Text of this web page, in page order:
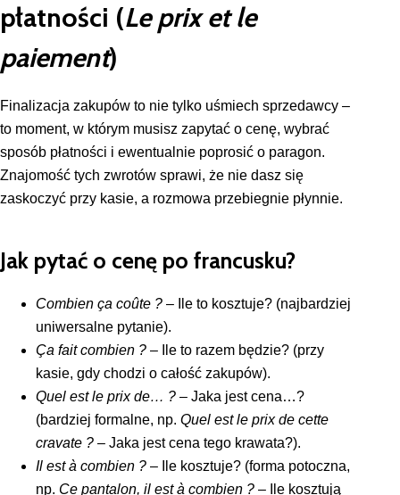
płatności (Le prix et le
paiement)
Finalizacja zakupów to nie tylko uśmiech sprzedawcy –
to moment, w którym musisz zapytać o cenę, wybrać
sposób płatności i ewentualnie poprosić o paragon.
Znajomość tych zwrotów sprawi, że nie dasz się
zaskoczyć przy kasie, a rozmowa przebiegnie płynnie.
Jak pytać o cenę po francusku?
Combien ça coûte ? – Ile to kosztuje? (najbardziej
uniwersalne pytanie).
Ça fait combien ? – Ile to razem będzie? (przy
kasie, gdy chodzi o całość zakupów).
Quel est le prix de… ? – Jaka jest cena…?
(bardziej formalne, np. Quel est le prix de cette
cravate ? – Jaka jest cena tego krawata?).
Il est à combien ? – Ile kosztuje? (forma potoczna,
np. Ce pantalon, il est à combien ? – Ile kosztują